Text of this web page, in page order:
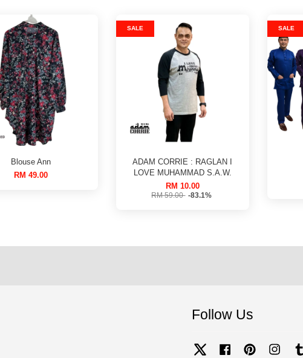
Blouse Ann
RM 49.00
SALE
ADAM CORRIE : RAGLAN I
LOVE MUHAMMAD S.A.W.
RM 10.00
RM 59.00 -83.1%
SALE
Follow Us
Twitter Facebook Pinterest